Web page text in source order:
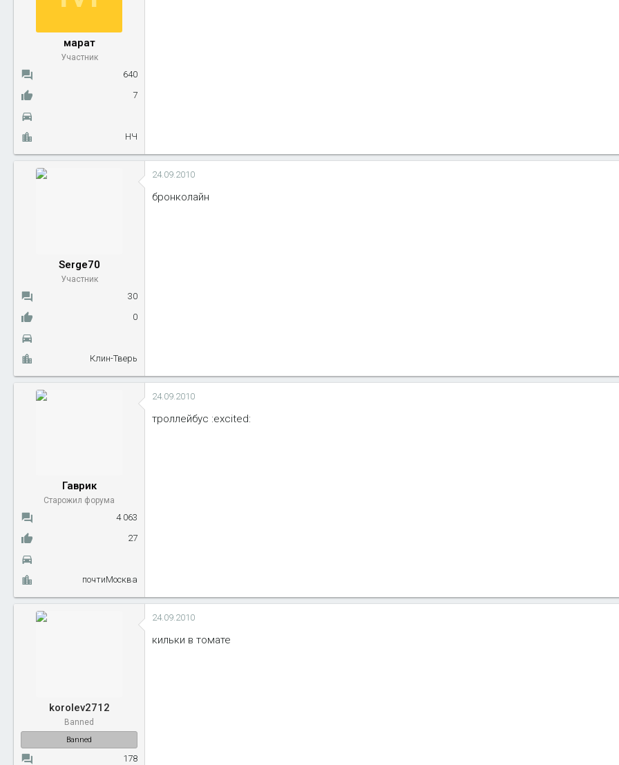
марат
Участник
640
7
НЧ
Serge70
Участник
30
0
Клин-Тверь
24.09.2010
бронколайн
Гаврик
Старожил форума
4 063
27
почтиМосква
24.09.2010
троллейбус :excited:
korolev2712
Banned
Banned
178
24.09.2010
кильки в томате